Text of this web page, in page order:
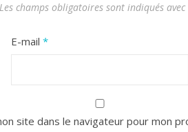
Les champs obligatoires sont indiqués avec
E-mail *
site dans le navigateur pour mon